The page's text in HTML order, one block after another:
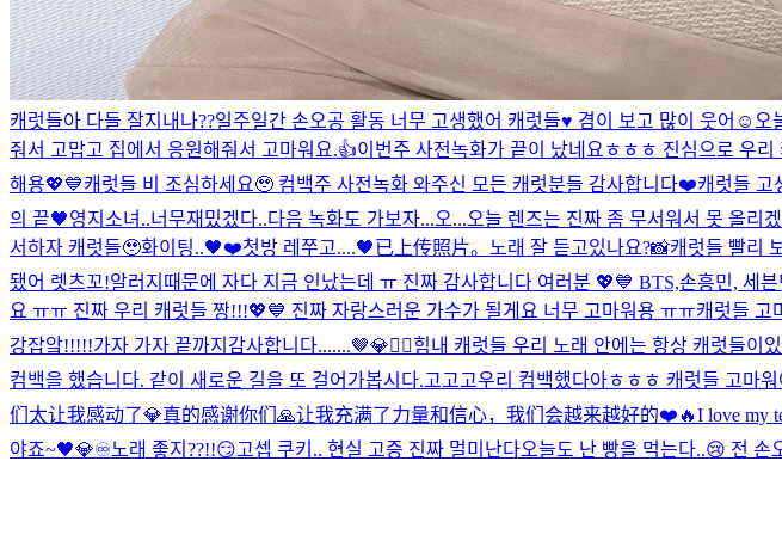
캐럿들아 다들 잘지내나??일주일간 손오공 활동 너무 고생했어 캐럿들♥️ 겸이 보고 많이 웃어☺️ 오
줘서 고맙고 집에서 응원해줘서 고마워요.👍이번주 사전녹화가 끝이 났네요ㅎㅎㅎ 진심으로 우
해용💖💙캐럿들 비 조심하세요🥹 컴백주 사전녹화 와주신 모든 캐럿분들 감사합니다❤️캐럿들 고
의 끝🖤영지소녀..너무재밌겠다..다음 녹화도 가보자...오...오늘 렌즈는 진짜 좀 무서워서 못 올리
서하자 캐럿들🥹화이팅..🖤❤️첫방 레쭈고....🖤已上传照片。 노래 잘 듣고있나요?📸캐럿들 빨리
됐어 렛츠꼬!알러지때문에 자다 지금 인났는데 ㅠ 진짜 감사합니다 여러분 💖💙 BTS,손흥민, 세
요 ㅠㅠ 진짜 우리 캐럿들 짱!!!💖💙 진짜 자랑스러운 가수가 될게요 너무 고마워용 ㅠㅠ캐럿들 고
강잡앜!!!!!가자 가자 끝까지 감사합니다.......🤎💎❤️‍🔥힘내 캐럿들 우리 노래 안에는 항상 캐럿들이
컴백을 했습니다. 같이 새로운 길을 또 걸어가봅시다.고고고우리 컴백했다아ㅎㅎㅎ 캐럿들 고마워
们太让我感动了💎真的感谢你们🙏让我充满了力量和信心，我们会越来越好的❤️🔥I love my
야죠~🖤💎♾️노래 좋지??!!😏고셉 쿠키.. 현실 고증 진짜 멀미난다오늘도 난 빵을 먹는다..😢 전 손